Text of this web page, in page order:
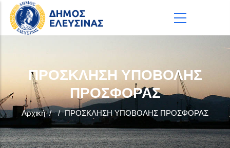
Παράκαμψη προς το κυρίως περιεχόμενο
ΠΡΟΣΚΛΗΣΗ ΥΠΟΒΟΛΗΣ
ΠΡΟΣΦΟΡΑΣ
Αρχική / / ΠΡΟΣΚΛΗΣΗ ΥΠΟΒΟΛΗΣ ΠΡΟΣΦΟΡΑΣ